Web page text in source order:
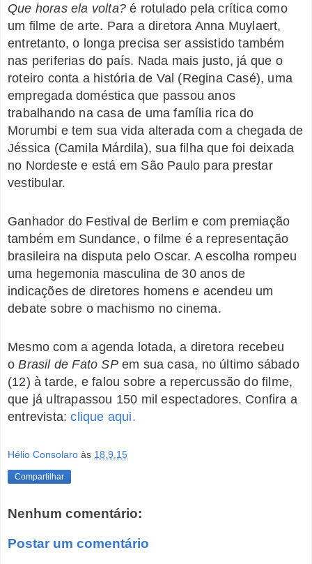
Que horas ela volta? é rotulado pela crítica como
um filme de arte. Para a diretora Anna Muylaert,
entretanto, o longa precisa ser assistido também
nas periferias do país. Nada mais justo, já que o
roteiro conta a história de Val (Regina Casé), uma
empregada doméstica que passou anos
trabalhando na casa de uma família rica do
Morumbi e tem sua vida alterada com a chegada de
Jéssica (Camila Márdila), sua filha que foi deixada
no Nordeste e está em São Paulo para prestar
vestibular.
Ganhador do Festival de Berlim e com premiação
também em Sundance, o filme é a representação
brasileira na disputa pelo Oscar. A escolha rompeu
uma hegemonia masculina de 30 anos de
indicações de diretores homens e acendeu um
debate sobre o machismo no cinema.
Mesmo com a agenda lotada, a diretora recebeu
oBrasil de Fato SPem sua casa, no último sábado
(12) à tarde, e falou sobre a repercussão do filme,
que já ultrapassou 150 mil espectadores. Confira a
entrevista:clique aqui.
Hélio Consolaro às 18.9.15
Compartilhar
Nenhum comentário:
Postar um comentário